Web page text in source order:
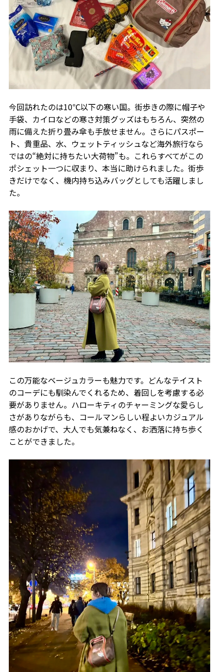
今回訪れたのは10℃以下の寒い国。街歩きの際に帽子や
手袋、カイロなどの寒さ対策グッズはもちろん、突然の
雨に備えた折り畳み傘も手放せません。さらにパスポー
ト、貴重品、水、ウェットティッシュなど海外旅行なら
ではの“絶対に持ちたい大荷物”も。これらすべてがこの
ポシェット一つに収まり、本当に助けられました。街歩
きだけでなく、機内持ち込みバッグとしても活躍しまし
た。
この万能なベージュカラーも魅力です。どんなテイスト
のコーデにも馴染んでくれるため、着回しを考慮する必
要がありません。ハローキティのチャーミングな愛らし
さがありながらも、コールマンらしい程よいカジュアル
感のおかげで、大人でも気兼ねなく、お洒落に持ち歩く
ことができました。